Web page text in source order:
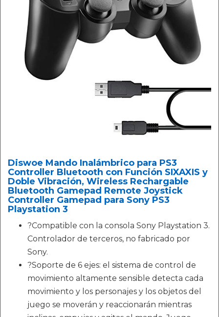
Diswoe Mando Inalámbrico para PS3
Controller Bluetooth con Función SIXAXIS y
Doble Vibración, Wireless Rechargable
Bluetooth Gamepad Remote Joystick
Controller Gamepad para Sony PS3
Playstation 3
?Compatible con la consola Sony Playstation 3.
Controlador de terceros, no fabricado por
Sony.
?Soporte de 6 ejes: el sistema de control de
movimiento altamente sensible detecta cada
movimiento y los personajes y los objetos del
juego se moverán y reaccionarán mientras